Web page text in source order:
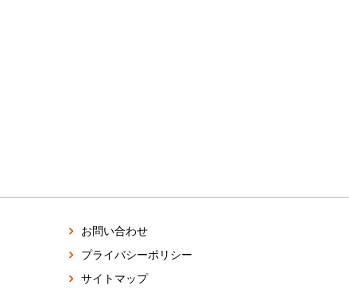
お問い合わせ
プライバシーポリシー
サイトマップ